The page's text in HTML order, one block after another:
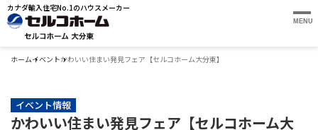
カナダ輸入住宅No.1のハウスメーカー
MENU
ホームイベントかわいい住まい発見フェア【セルコホーム大分東】
イベント情報
かわいい住まい発見フェア【セルコホーム大